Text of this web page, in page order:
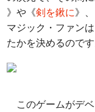
》や《剣を鍬に》
マジック・ファン
たかを決めるのです
このゲームがデ